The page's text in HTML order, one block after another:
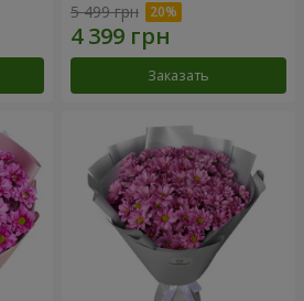
5 499 грн
Заказать